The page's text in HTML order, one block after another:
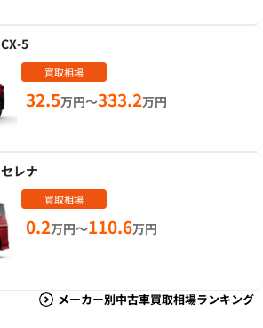
CX-5
買取相場
32.5万円～333.2万円
セレナ
買取相場
0.2万円～110.6万円
メーカー別中古車買取相場ランキング